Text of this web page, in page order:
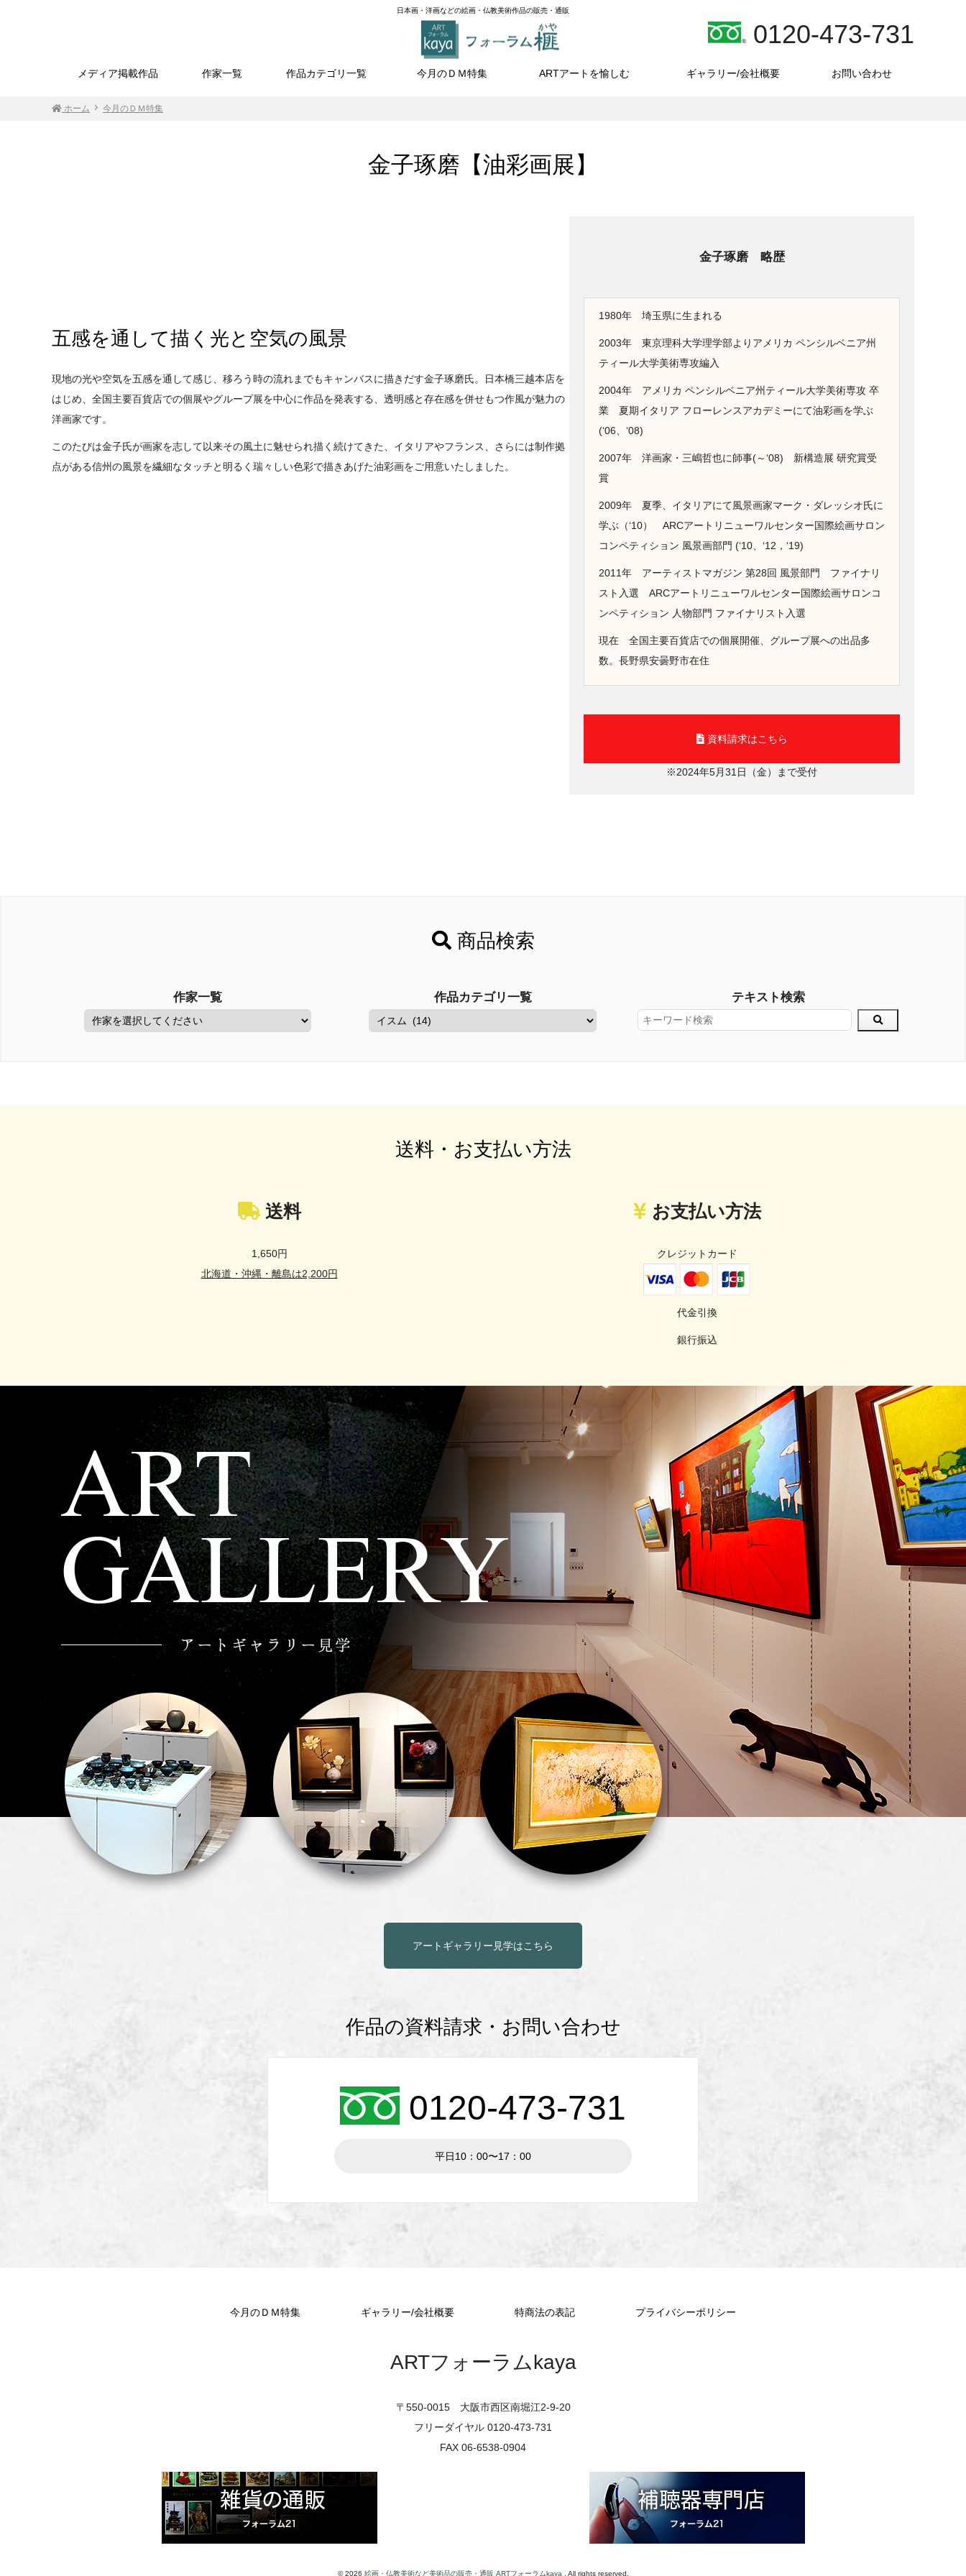
日本画・洋画などの絵画・仏教美術作品の販売・通販
0120-473-731
メディア掲載作品 作家一覧 作品カテゴリ一覧 今月のＤＭ特集 ARTアートを愉しむ ギャラリー/会社概要 お問い合わせ
ホーム 今月のＤＭ特集
金子琢磨【油彩画展】
五感を通して描く光と空気の風景
現地の光や空気を五感を通して感じ、移ろう時の流れまでもキャンバスに描きだす金子琢磨氏。日本橋三越本店を
はじめ、全国主要百貨店での個展やグループ展を中心に作品を発表する、透明感と存在感を併せもつ作風が魅力の
洋画家です。
このたびは金子氏が画家を志して以来その風土に魅せられ描く続けてきた、イタリアやフランス、さらには制作拠
点がある信州の風景を繊細なタッチと明るく瑞々しい色彩で描きあげた油彩画をご用意いたしました。
金子琢磨 略歴
1980年 埼玉県に生まれる
2003年 東京理科大学理学部よりアメリカ ペンシルベニア州
ティール大学美術専攻編入
2004年 アメリカ ペンシルベニア州ティール大学美術専攻 卒
業 夏期イタリア フローレンスアカデミーにて油彩画を学ぶ
(‘06、‘08)
2007年 洋画家・三嶋哲也に師事(～‘08) 新構造展 研究賞受
賞
2009年 夏季、イタリアにて風景画家マーク・ダレッシオ氏に
学ぶ（‘10） ARCアートリニューワルセンター国際絵画サロン
コンペティション 風景画部門 (‘10、‘12，‘19)
2011年 アーティストマガジン 第28回 風景部門 ファイナリ
スト入選 ARCアートリニューワルセンター国際絵画サロンコ
ンペティション 人物部門 ファイナリスト入選
現在 全国主要百貨店での個展開催、グループ展への出品多
数。長野県安曇野市在住
資料請求はこちら
※2024年5月31日（金）まで受付
商品検索
作家一覧 作品カテゴリ一覧 テキスト検索
送料・お支払い方法
送料
1,650円
北海道・沖縄・離島は2,200円
お支払い方法
クレジットカード
代金引換
銀行振込
アートギャラリー見学はこちら
作品の資料請求・お問い合わせ
0120-473-731
平日10：00〜17：00
今月のＤＭ特集 ギャラリー/会社概要 特商法の表記 プライバシーポリシー
ARTフォーラムkaya
〒550-0015 大阪市西区南堀江2-9-20
フリーダイヤル 0120-473-731
FAX 06-6538-0904
© 2026 絵画・仏教美術など美術品の販売・通販 ARTフォーラムkaya . All rights reserved.